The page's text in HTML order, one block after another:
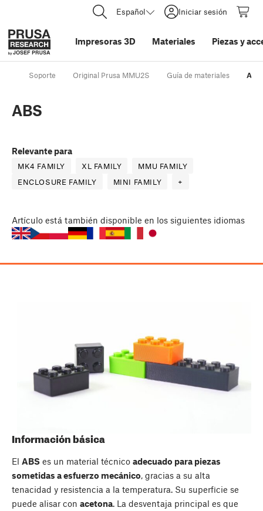
Español Iniciar sesión
Impresoras 3D Materiales Piezas y
Soporte Original Prusa MMU2S Guía de materiales ABS
ABS
Relevante para
MK4 FAMILY XL FAMILY
MMU FAMILY
ENCLOSURE FAMILY
MINI FAMILY +
Artículo está también disponible en los siguientes idiomas
Información básica
El ABS es un material técnico adecuado para piezas
sometidas a esfuerzo mecánico, gracias a su alta
tenacidad y resistencia a la temperatura. Su superficie se
puede alisar con acetona. La desventaja principal es que